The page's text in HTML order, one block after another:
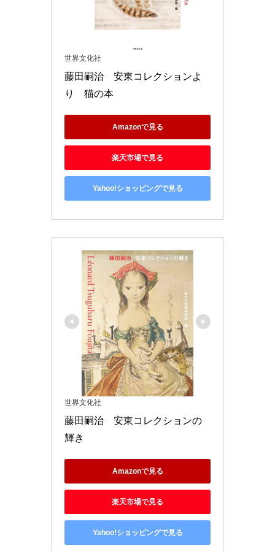
世界文化社
藤田嗣治　安東コレクションよ
り　猫の本
Amazonで見る
楽天市場で見る
Yahoo!ショッピングで見る
世界文化社
藤田嗣治　安東コレクションの
輝き
Amazonで見る
楽天市場で見る
Yahoo!ショッピングで見る